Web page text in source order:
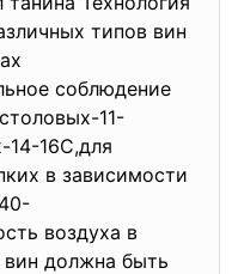
типов вин
соблюдение
11-
14-16С,для
в зависимости
воздуха в
должна быть